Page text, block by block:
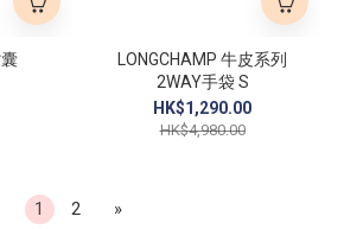
LONGCHAMP 牛皮系列
2WAY手袋 S
HK$1,290.00
HK$4,980.00
1 2 »